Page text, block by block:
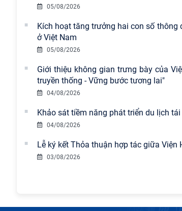
05/08/2026
Kích hoạt tăng trưởng hai con số
ở Việt Nam
05/08/2026
Giới thiệu không gian trưng bày của
truyền thống - Vững bước tương lai"
04/08/2026
Khảo sát tiềm năng phát triển du lịch
04/08/2026
Lễ ký kết Thỏa thuận hợp tác giữa Viện
03/08/2026